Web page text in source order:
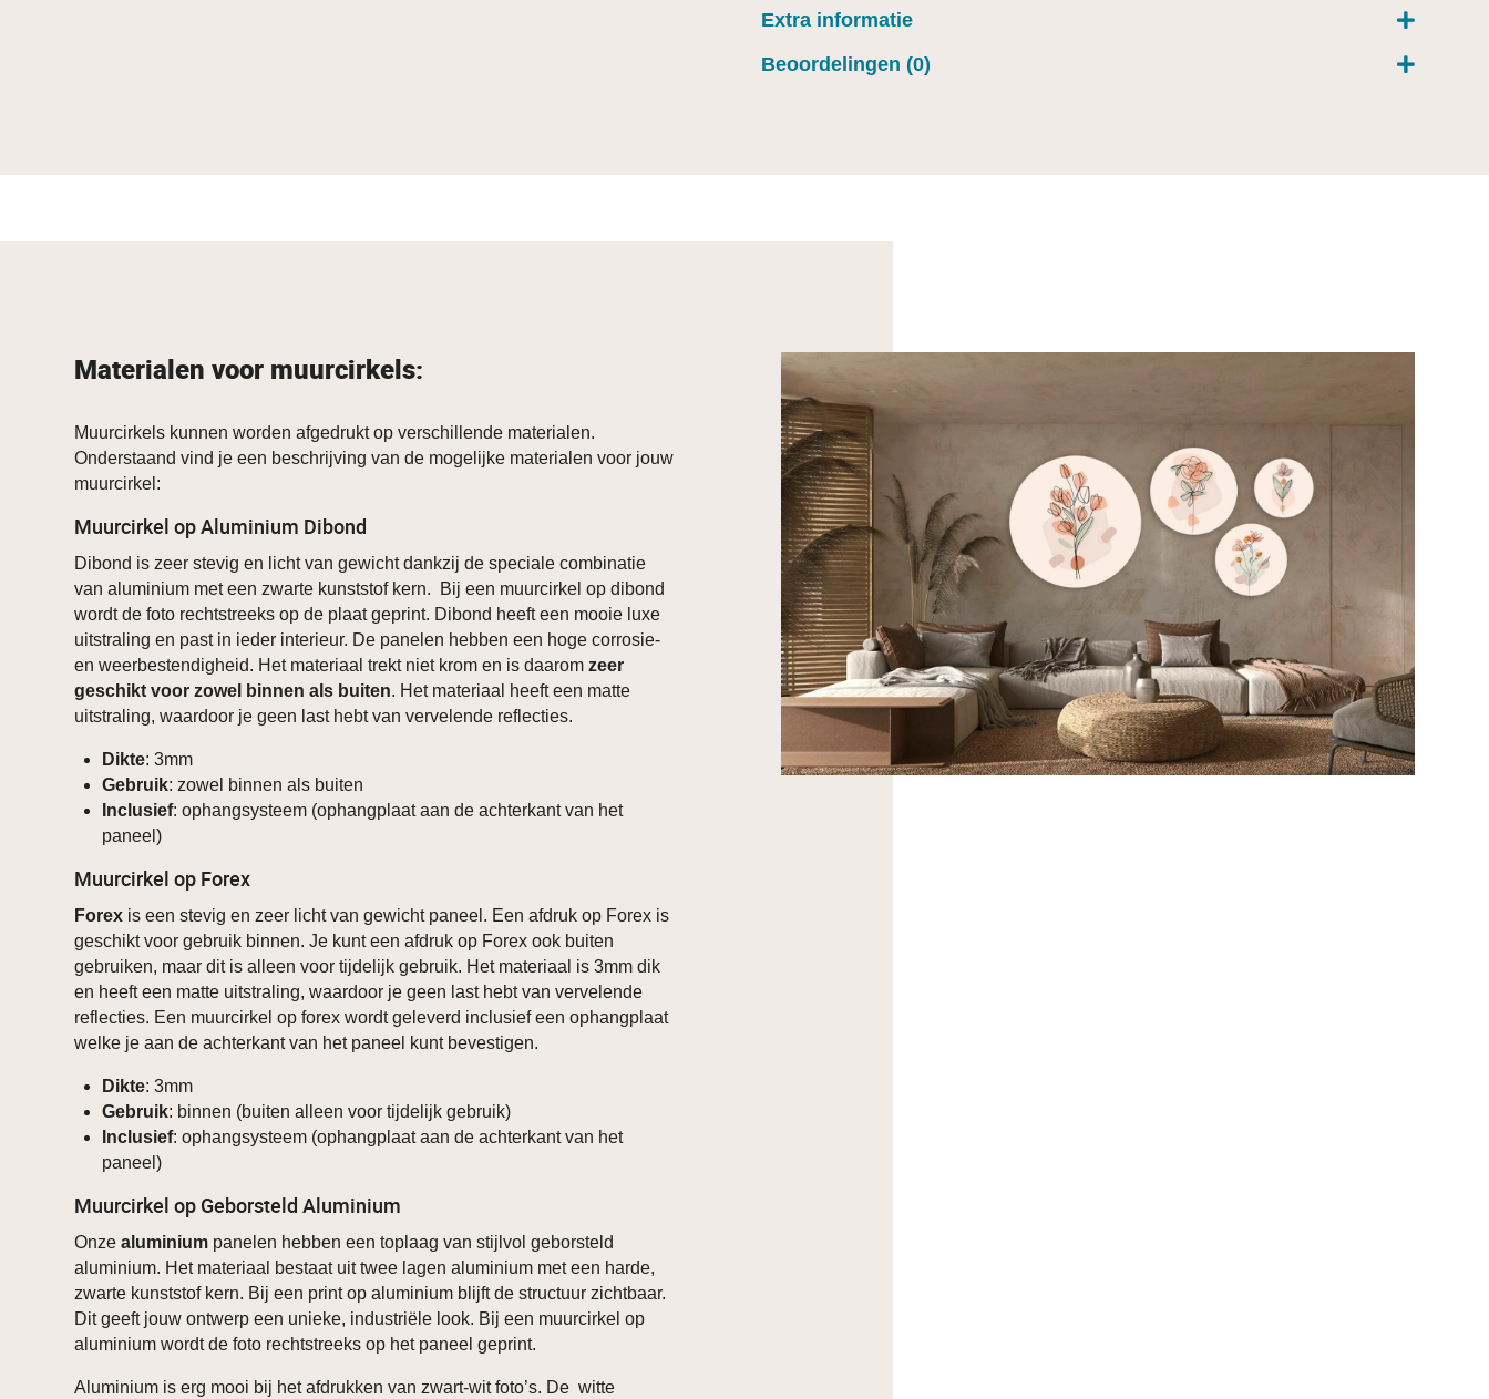
Extra informatie
Beoordelingen (0)
Materialen voor muurcirkels:
Muurcirkels kunnen worden afgedrukt op verschillende materialen.
Onderstaand vind je een beschrijving van de mogelijke materialen voor jouw
muurcirkel:
Muurcirkel op Aluminium Dibond
Dibond is zeer stevig en licht van gewicht dankzij de speciale combinatie
van aluminium met een zwarte kunststof kern. Bij een muurcirkel op dibond
wordt de foto rechtstreeks op de plaat geprint. Dibond heeft een mooie luxe
uitstraling en past in ieder interieur. De panelen hebben een hoge corrosie-
en weerbestendigheid. Het materiaal trekt niet krom en is daarom zeer
geschikt voor zowel binnen als buiten. Het materiaal heeft een matte
uitstraling, waardoor je geen last hebt van vervelende reflecties.
Dikte: 3mm
Gebruik: zowel binnen als buiten
Inclusief: ophangsysteem (ophangplaat aan de achterkant van het
paneel)
Muurcirkel op Forex
Forex is een stevig en zeer licht van gewicht paneel. Een afdruk op Forex is
geschikt voor gebruik binnen. Je kunt een afdruk op Forex ook buiten
gebruiken, maar dit is alleen voor tijdelijk gebruik. Het materiaal is 3mm dik
en heeft een matte uitstraling, waardoor je geen last hebt van vervelende
reflecties. Een muurcirkel op forex wordt geleverd inclusief een ophangplaat
welke je aan de achterkant van het paneel kunt bevestigen.
Dikte: 3mm
Gebruik: binnen (buiten alleen voor tijdelijk gebruik)
Inclusief: ophangsysteem (ophangplaat aan de achterkant van het
paneel)
Muurcirkel op Geborsteld Aluminium
Onzealuminium panelen hebben een toplaag van stijlvol geborsteld
aluminium. Het materiaal bestaat uit twee lagen aluminium met een harde,
zwarte kunststof kern. Bij een print op aluminium blijft de structuur zichtbaar.
Dit geeft jouw ontwerp een unieke, industriële look. Bij een muurcirkel op
aluminium wordt de foto rechtstreeks op het paneel geprint.
Aluminium is erg mooi bij het afdrukken van zwart-wit foto’s. De witte